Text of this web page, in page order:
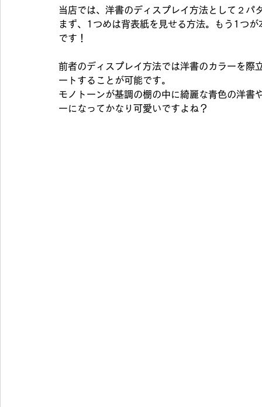
当店では、洋書のディスプレイ方法として２パ
まず、1つめは背表紙を見せる方法。もう1つ
です！
前者のディスプレイ方法では洋書のカラーを際
ートすることが可能です。
モノトーンが基調の棚の中に綺麗な青色の洋書
ーになってかなり可愛いですよね？